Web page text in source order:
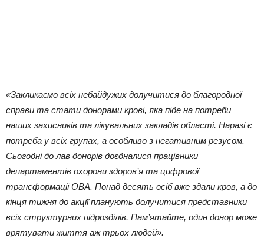
«Закликаємо всіх небайдужих долучитися до благородної
справи та стати донорами крові, яка піде на потреби
наших захисників та лікувальних закладів області. Наразі є
потреба у всіх групах, а особливо з негативним резусом.
Сьогодні до лав донорів доєдналися працівники
департаментів охорони здоров’я та цифрової
трансформації ОВА. Понад десять осіб вже здали кров, а до
кінця тижня до акції планують долучитися представники
всіх структурних підрозділів. Пам’ятайте, один донор може
врятувати життя аж трьох людей».